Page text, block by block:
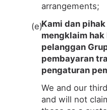
arrangements;
Kami dan
mengklaim
pelanggan
pembayaran
pengaturan
We and our
and will not